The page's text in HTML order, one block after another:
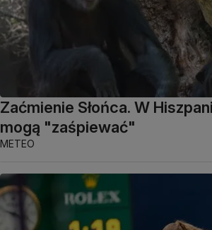
Zaćmienie Słońca. W
mogą "zaśpiewać"
METEO